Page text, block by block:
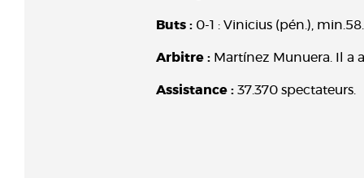
Buts : 0-1 : Vinicius (pén.),
Arbitre : Martínez Munuera. Il a
Assistance : 37.370 spectateurs.